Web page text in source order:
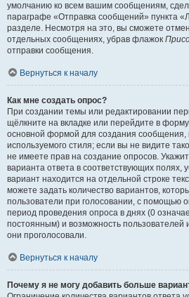
умолчанию ко всем вашим сообщениям,
параграфе «Отправка сообщений» пункта
разделе. Несмотря на это, вы сможете
отдельных сообщениях, убрав флажок
отправки сообщения.
Вернуться к началу
Как мне создать опрос?
При создании темы или редактировании
щёлкните на вкладке или перейдите в форму
основной формой для создания сообщения,
используемого стиля; если вы не видите
не имеете прав на создание опросов.
варианта ответа в соответствующих полях,
вариант находится на отдельной строке
можете задать количество вариантов,
пользователи при голосовании, с помощью
период проведения опроса в днях (0
постоянным) и возможность пользователей
они проголосовали.
Вернуться к началу
Почему я не могу добавить больше